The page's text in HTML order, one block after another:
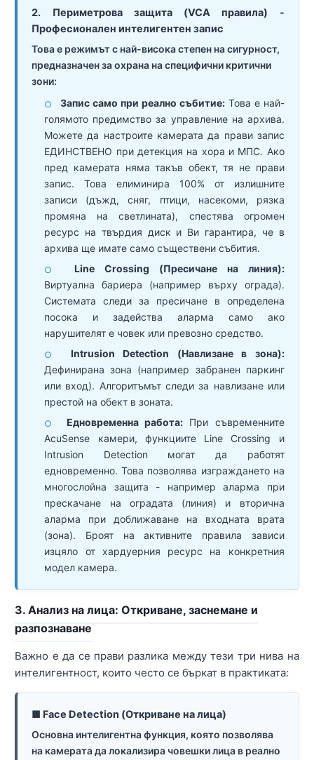
2. Периметрова защита (VCA правила) -
Професионален интелигентен запис
Това е режимът с най-висока степен на сигурност,
предназначен за охрана на специфични критични
зони:
○ Запис само при реално събитие:Това е най-
голямото предимство за управление на архива.
Можете да настроите камерата да прави запис
ЕДИНСТВЕНО при детекция на хора и МПС. Ако
пред камерата няма такъв обект, тя не прави
запис. Това елиминира 100% от излишните
записи (дъжд, сняг, птици, насекоми, рязка
промяна на светлината), спестява огромен
ресурс на твърдия диск и Ви гарантира, че в
архива ще имате само съществени събития.
○
Line Crossing (Пресичане на линия):
Виртуална бариера (например върху ограда).
Системата следи за пресичане в определена
посока и задейства аларма само ако
нарушителят е човек или превозно средство.
○
Intrusion Detection (Навлизане в зона):
Дефинирана зона (например забранен паркинг
или вход). Алгоритъмът следи за навлизане или
престой на обект в зоната.
○ Едновременна работа: При съвременните
AcuSense камери, функциите Line Crossing и
Intrusion Detection могат да работят
едновременно. Това позволява изграждането на
многослойна защита - например аларма при
прескачане на оградата (линия) и вторична
аларма при доближаване на входната врата
(зона). Броят на активните правила зависи
изцяло от хардуерния ресурс на конкретния
модел камера.
3. Анализ на лица: Откриване, заснемане и
разпознаване
Важно е да се прави разлика между тези три нива на
интелигентност, които често се бъркат в практиката:
■ Face Detection (Откриване на лица)
Основна интелигентна функция, която позволява
на камерата да локализира човешки лица в реално